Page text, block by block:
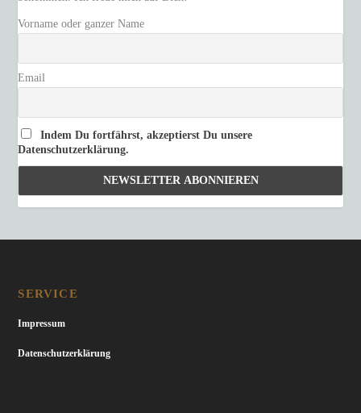
Vorname oder ganzer Name
Email
Indem Du fortfährst, akzeptierst Du unsere
Datenschutzerklärung.
SERVICE
Impressum
Datenschutzerklärung